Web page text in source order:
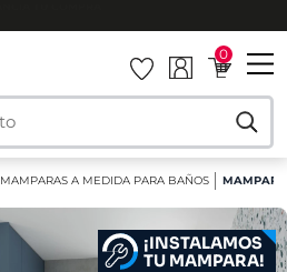
0
MAMPARAS A MEDIDA PARA BAÑOS MAMPARA
¡INSTALAMOS
TU MAMPARA!